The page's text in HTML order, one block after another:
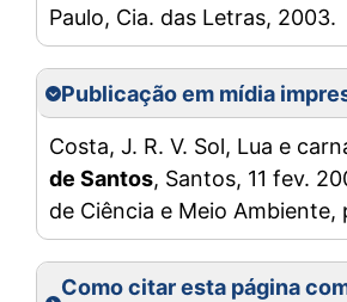
Paulo, Cia. das Letras, 2003.
Publicação em mídia
Costa, J. R. V. Sol, Lua e
de Santos, Santos, 11 fev.
de Ciência e Meio Ambiente,
Como citar esta página